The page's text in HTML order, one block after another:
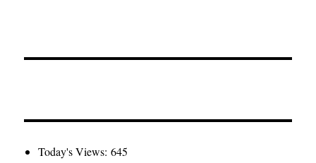
Today's Views:645